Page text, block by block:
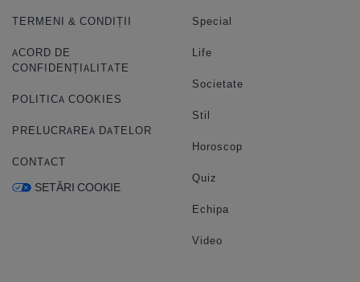
TERMENI & CONDIȚII
ACORD DE
CONFIDENȚIALITATE
POLITICA COOKIES
PRELUCRAREA DATELOR
CONTACT
SETĂRI COOKIE
Special
Life
Societate
Stil
Horoscop
Quiz
Echipa
Video